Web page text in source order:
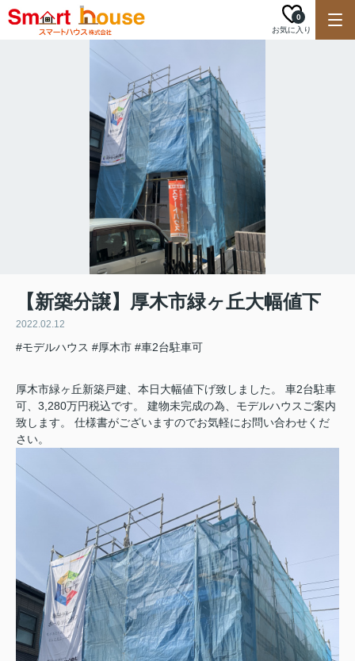
お気に入り
0
【新築分譲】厚木市緑ヶ丘大幅値下
2022.02.12
#モデルハウス #厚木市 #車2台駐車可
厚木市緑ヶ丘新築戸建、本日大幅値下げ致しました。 車2台駐車
可、3,280万円税込です。 建物未完成の為、モデルハウスご案内
致します。 仕様書がございますのでお気軽にお問い合わせくだ
さい。